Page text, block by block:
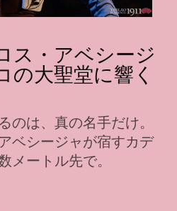
ス・アベシージ
の大聖堂に響く
のは、真の名手だけ。
ベシージャが宿すカデ
メートル先で。